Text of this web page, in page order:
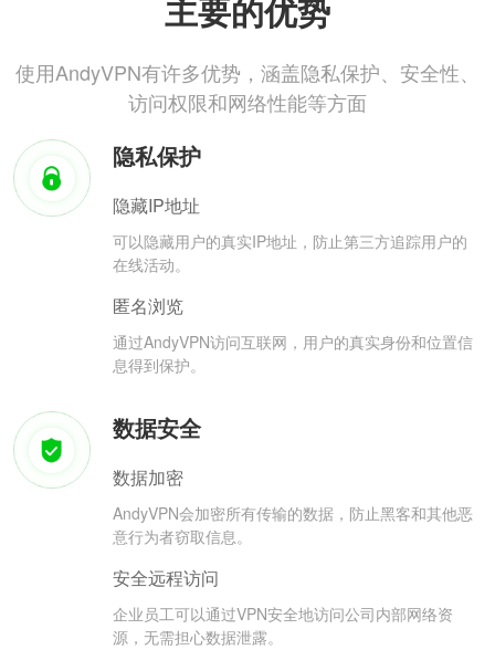
主要的优势
使用AndyVPN有许多优势，涵盖隐私保护、安全性、
访问权限和网络性能等方面
隐私保护
隐藏IP地址
可以隐藏用户的真实IP地址，防止第三方追踪用户的
在线活动。
匿名浏览
通过AndyVPN访问互联网，用户的真实身份和位置信
息得到保护。
数据安全
数据加密
AndyVPN会加密所有传输的数据，防止黑客和其他恶
意行为者窃取信息。
安全远程访问
企业员工可以通过VPN安全地访问公司内部网络资
源，无需担心数据泄露。